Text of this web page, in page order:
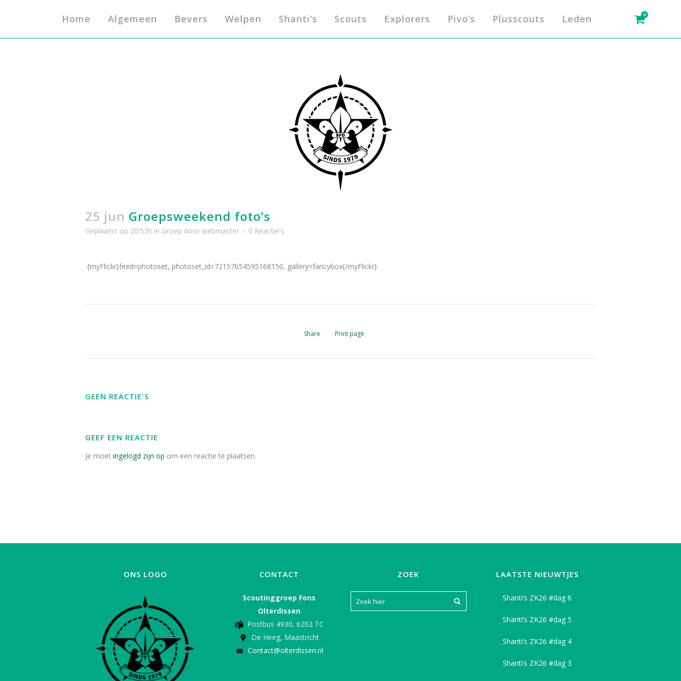
0
Home Algemeen Bevers Welpen Shanti’s Scouts Explorers Pivo’s Plusscouts Leden
25 jun Groepsweekend foto’s
Geplaatst op 20:53h in Groep door webmaster 0 Reactie's
{myFlickr}feed=photoset, photoset_id=72157654595168150, gallery=fancybox{/myFlickr}
Share Print page
GEEN REACTIE'S
GEEF EEN REACTIE
Je moet ingelogd zijn op om een reactie te plaatsen.
ONS LOGO CONTACT
Scoutinggroep Fons
Olterdissen
Postbus 4930, 6202 TC
De Heeg, Maastricht
Contact@olterdissen.nl
ZOEK LAATSTE NIEUWTJES
Shanti’s ZK26 #dag 6
Shanti’s ZK26 #dag 5
Shanti’s ZK26 #dag 4
Shanti’s ZK26 #dag 3